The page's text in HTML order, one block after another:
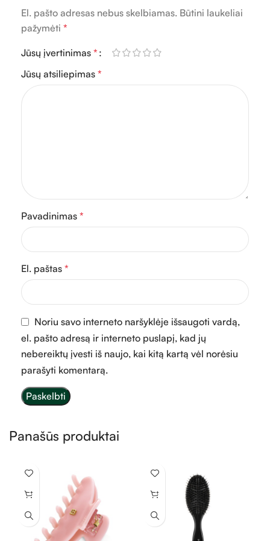
El. pašto adresas nebus skelbiamas. Būtini laukeliai
pažymėti *
Jūsų įvertinimas *
Jūsų atsiliepimas *
Pavadinimas *
El. paštas *
Noriu savo interneto naršyklėje išsaugoti vardą,
el. pašto adresą ir interneto puslapį, kad jų
nebereiktų įvesti iš naujo, kai kitą kartą vėl norėsiu
parašyti komentarą.
Panašūs produktai